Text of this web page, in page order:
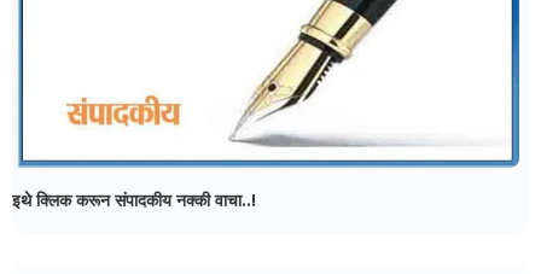
इथे क्लिक करून संपादकीय नक्की वाचा..!